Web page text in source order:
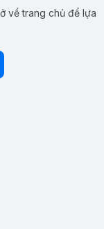
về trang chủ để lựa